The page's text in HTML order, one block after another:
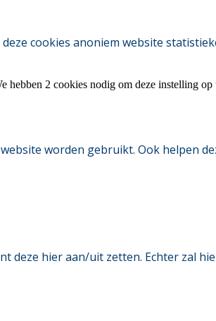
cookies anoniem website
2 cookies nodig om deze instelling
worden gebruikt. Ook helpen
deze hier aan/uit zetten. Echter zal